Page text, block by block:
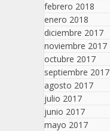
febrero 2018
enero 2018
diciembre 2017
noviembre 2017
octubre 2017
septiembre 2017
agosto 2017
julio 2017
junio 2017
mayo 2017